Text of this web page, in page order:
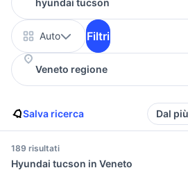
Auto Filtri
Salva ricerca Dal
189 risultati
Hyundai tucson in Veneto